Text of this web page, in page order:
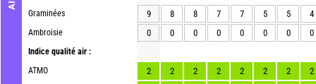
Graminées
Ambroisie
Indice qualité air :
ATMO
9
8 8 7 7 5 5
4
0
0 0 0 0 0 0 0
2 2 2 2 2 2 2
2